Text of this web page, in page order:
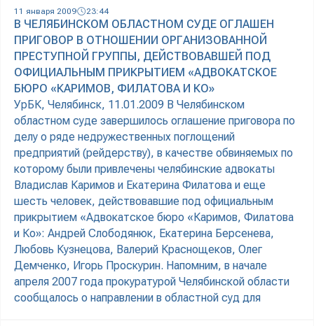
11 января 2009 23:44
В ЧЕЛЯБИНСКОМ ОБЛАСТНОМ СУДЕ ОГЛАШЕН
ПРИГОВОР В ОТНОШЕНИИ ОРГАНИЗОВАННОЙ
ПРЕСТУПНОЙ ГРУППЫ, ДЕЙСТВОВАВШЕЙ ПОД
ОФИЦИАЛЬНЫМ ПРИКРЫТИЕМ «АДВОКАТСКОЕ
БЮРО «КАРИМОВ, ФИЛАТОВА И КО»
УрБК, Челябинск, 11.01.2009 В Челябинском
областном суде завершилось оглашение приговора по
делу о ряде недружественных поглощений
предприятий (рейдерству), в качестве обвиняемых по
которому были привлечены челябинские адвокаты
Владислав Каримов и Екатерина Филатова и еще
шесть человек, действовавшие под официальным
прикрытием «Адвокатское бюро «Каримов, Филатова
и Ко»: Андрей Слободянюк, Екатерина Берсенева,
Любовь Кузнецова, Валерий Краснощеков, Олег
Демченко, Игорь Проскурин. Напомним, в начале
апреля 2007 года прокуратурой Челябинской области
сообщалось о направлении в областной суд для